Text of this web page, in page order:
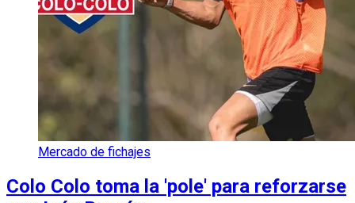
Mercado de fichajes
Colo Colo toma la 'pole' para reforzarse